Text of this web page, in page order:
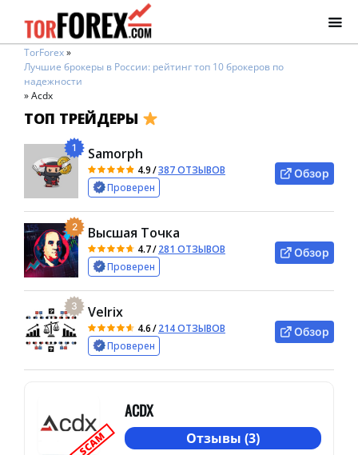
TorForex»
Лучшие брокеры в России: рейтинг топ 10 брокеров по
надежности
»Acdx
ТОП ТРЕЙДЕРЫ
1 Samorph
4.9/387 ОТЗЫВОВ
Проверен
Обзор
2 Высшая Точка
4.7/281 ОТЗЫВОВ
Проверен
Обзор
3 Velrix
4.6/214 ОТЗЫВОВ
Проверен
Обзор
SCAM
ACDX
Отзывы (3)